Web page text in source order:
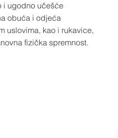
i ugodno učešće
obuća i odjeća
uslovima, kao i rukavice,
fizička spremnost.